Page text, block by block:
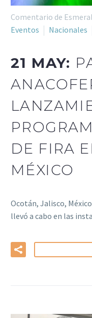
Comentario de
Eventos
Nacionales
21 MAY:
DE FIRA
MÉXICO
Ocotán, Jalisco,
llevó a cabo en las